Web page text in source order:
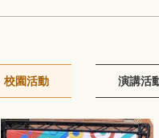
校園活動 演講活